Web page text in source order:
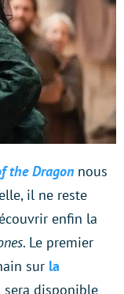
the Dragon nous
il ne reste
enfin la
. Le premier
sur la
sera disponible